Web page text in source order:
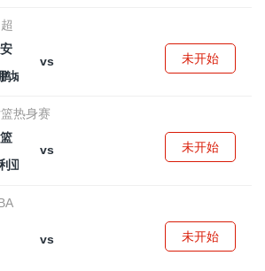
vs
城
未开始
热身赛
vs
亚女篮
未开始
vs
未开始